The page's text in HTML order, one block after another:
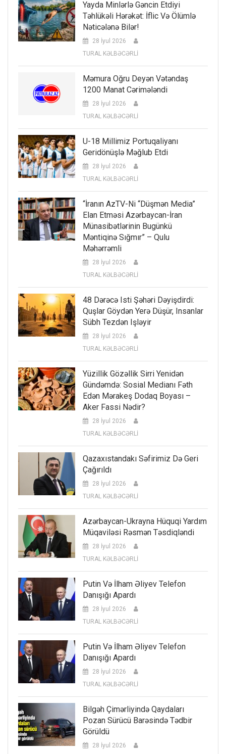
Yayda Minlərlə Gəncin Etdiyi
Təhlükəli Hərəkət: İflic Və Ölümlə
Nəticələnə Bilər!
28 İyul 2026
TURAL KƏLBƏCƏRLİ
Məmura Oğru Deyən Vətəndaş
1200 Manat Cərimələndi
28 İyul 2026
TURAL KƏLBƏCƏRLİ
U-18 Millimiz Portuqaliyanı
Geridönüşlə Məğlub Etdi
28 İyul 2026
TURAL KƏLBƏCƏRLİ
“İranın AzTV-Ni “düşmən Media”
Elan Etməsi Azərbaycan-İran
Münasibətlərinin Bugünkü
Məntiqinə Sığmır” – Qulu
Məhərrəmli
28 İyul 2026
TURAL KƏLBƏCƏRLİ
48 Dərəcə Isti Şəhəri Dəyişdirdi:
Quşlar Göydən Yerə Düşür, Insanlar
Sübh Tezdən Işləyir
28 İyul 2026
TURAL KƏLBƏCƏRLİ
Yüzillik Gözəllik Sirri Yenidən
Gündəmdə: Sosial Medianı Fəth
Edən Mərakeş Dodaq Boyası –
Aker Fassi Nədir?
28 İyul 2026
TURAL KƏLBƏCƏRLİ
Qazaxıstandakı Səfirimiz Də Geri
Çağırıldı
28 İyul 2026
TURAL KƏLBƏCƏRLİ
Azərbaycan-Ukrayna Hüquqi Yardım
Müqaviləsi Rəsmən Təsdiqləndi
28 İyul 2026
TURAL KƏLBƏCƏRLİ
Putin Və İlham Əliyev Telefon
Danışığı Apardı
28 İyul 2026
TURAL KƏLBƏCƏRLİ
Putin Və İlham Əliyev Telefon
Danışığı Apardı
28 İyul 2026
TURAL KƏLBƏCƏRLİ
Bilgəh Çimərliyində Qaydaları
Pozan Sürücü Barəsində Tədbir
Görüldü
28 İyul 2026